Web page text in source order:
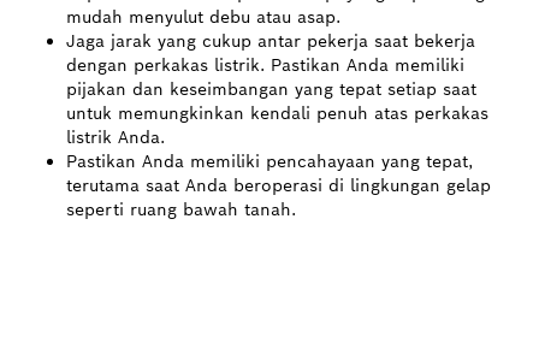
mudah menyulut debu atau asap.
Jaga jarak yang cukup antar pekerja saat bekerja
dengan perkakas listrik. Pastikan Anda memiliki
pijakan dan keseimbangan yang tepat setiap saat
untuk memungkinkan kendali penuh atas perkakas
listrik Anda.
Pastikan Anda memiliki pencahayaan yang tepat,
terutama saat Anda beroperasi di lingkungan gelap
seperti ruang bawah tanah.